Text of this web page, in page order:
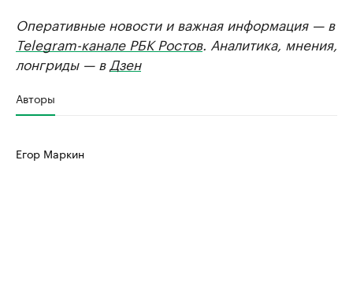
Оперативные новости и важная информация — в
Telegram-канале РБК Ростов. Аналитика, мнения,
лонгриды — вДзен
Авторы
Егор Маркин